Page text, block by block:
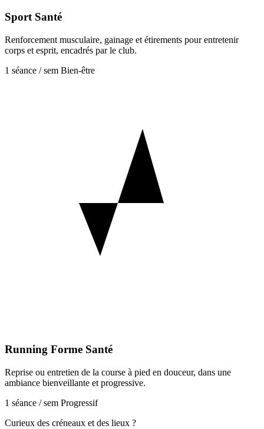
Sport Santé
Renforcement musculaire, gainage et étirements pour entretenir
corps et esprit, encadrés par le club.
1 séance / sem Bien-être
Running Forme Santé
Reprise ou entretien de la course à pied en douceur, dans une
ambiance bienveillante et progressive.
1 séance / sem Progressif
Curieux des créneaux et des lieux ?